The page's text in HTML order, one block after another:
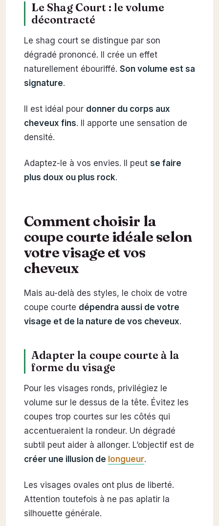
Le Shag Court : le volume
décontracté
Le shag court se distingue par son
dégradé prononcé. Il crée un effet
naturellement ébouriffé. Son volume est sa
signature.
Il est idéal pour donner du corps aux
cheveux fins. Il apporte une sensation de
densité.
Adaptez-le à vos envies. Il peut se faire
plus doux ou plus rock.
Comment choisir la
coupe courte idéale selon
votre visage et vos
cheveux
Mais au-delà des styles, le choix de votre
coupe courte dépendra aussi de votre
visage et de la nature de vos cheveux.
Adapter la coupe courte à la
forme du visage
Pour les visages ronds, privilégiez le
volume sur le dessus de la tête. Évitez les
coupes trop courtes sur les côtés qui
accentueraient la rondeur. Un dégradé
subtil peut aider à allonger. L’objectif est de
créer une illusion de longueur.
Les visages ovales ont plus de liberté.
Attention toutefois à ne pas aplatir la
silhouette générale.